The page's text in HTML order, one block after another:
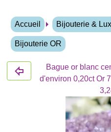
Accueil Bijouterie &
Bijouterie OR
Bague or blanc
d'environ 0,20ct Or